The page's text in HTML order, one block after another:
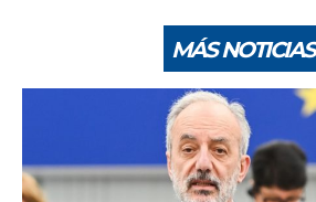
MÁS NOTICIAS